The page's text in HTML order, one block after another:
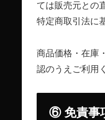
ては販売元との
特定商取引法に
商品価格・在庫
認のうえご利用
⑥ 免責事